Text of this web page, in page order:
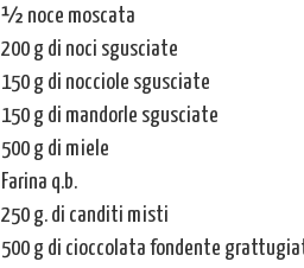
½ noce moscata
200 g di noci sgusciate
150 g di nocciole sgusciate
150 g di mandorle sgusciate
500 g di miele
Farina q.b.
250 g. di canditi misti
500 g di cioccolata fondente